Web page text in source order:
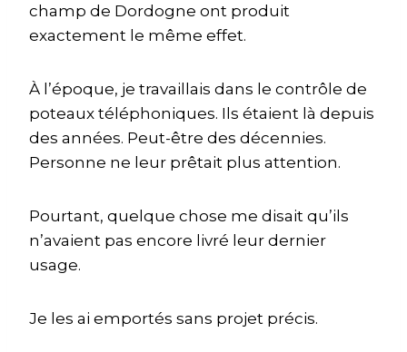
champ de Dordogne ont produit
exactement le même effet.
À l’époque, je travaillais dans le contrôle de
poteaux téléphoniques. Ils étaient là depuis
des années. Peut-être des décennies.
Personne ne leur prêtait plus attention.
Pourtant, quelque chose me disait qu’ils
n’avaient pas encore livré leur dernier
usage.
Je les ai emportés sans projet précis.